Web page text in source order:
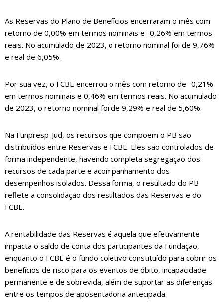
As Reservas do Plano de Benefícios encerraram o mês com
retorno de 0,00% em termos nominais e -0,26% em termos
reais. No acumulado de 2023, o retorno nominal foi de 9,76%
e real de 6,05%.
Por sua vez, o FCBE encerrou o mês com retorno de -0,21%
em termos nominais e 0,46% em termos reais. No acumulado
de 2023, o retorno nominal foi de 9,29% e real de 5,60%.
Na Funpresp-Jud, os recursos que compõem o PB são
distribuídos entre Reservas e FCBE. Eles são controlados de
forma independente, havendo completa segregação dos
recursos de cada parte e acompanhamento dos
desempenhos isolados. Dessa forma, o resultado do PB
reflete a consolidação dos resultados das Reservas e do
FCBE.
A rentabilidade das Reservas é aquela que efetivamente
impacta o saldo de conta dos participantes da Fundação,
enquanto o FCBE é o fundo coletivo constituído para cobrir os
benefícios de risco para os eventos de óbito, incapacidade
permanente e de sobrevida, além de suportar as diferenças
entre os tempos de aposentadoria antecipada.